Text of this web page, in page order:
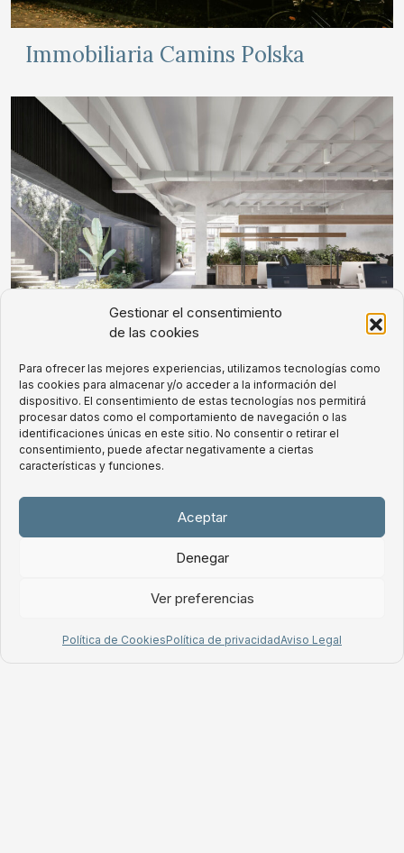
Gestionar el consentimiento
de las cookies
Para ofrecer las mejores experiencias, utilizamos tecnologías como
las cookies para almacenar y/o acceder a la información del
dispositivo. El consentimiento de estas tecnologías nos permitirá
procesar datos como el comportamiento de navegación o las
identificaciones únicas en este sitio. No consentir o retirar el
consentimiento, puede afectar negativamente a ciertas
características y funciones.
Aceptar
Denegar
Ver preferencias
Política de CookiesPolítica de privacidadAviso Legal
Immobiliaria Camins Polska
G142 Air Office